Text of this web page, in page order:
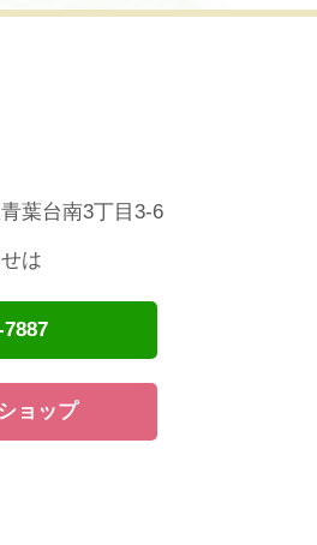
葉台南3丁目3-6
は
ョップ